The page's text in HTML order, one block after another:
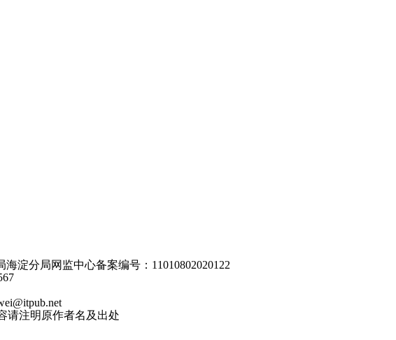
海淀分局网监中心备案编号：11010802020122
请注明原作者名及出处